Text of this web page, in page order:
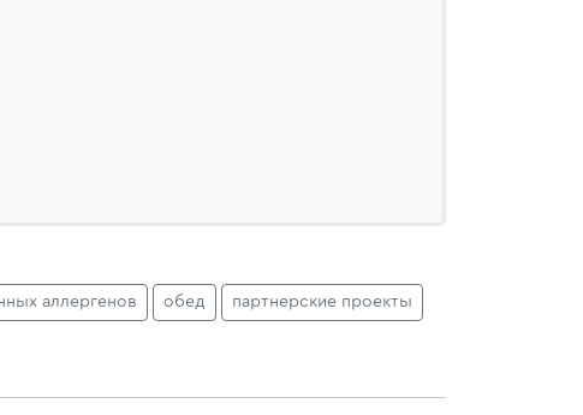
аллергенов обед партнерские проекты